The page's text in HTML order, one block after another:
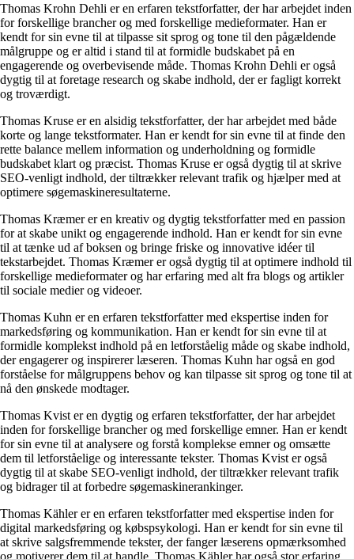
Thomas Krohn Dehli er en erfaren tekstforfatter, der har arbejdet inden
for forskellige brancher og med forskellige medieformater. Han er
kendt for sin evne til at tilpasse sit sprog og tone til den pågældende
målgruppe og er altid i stand til at formidle budskabet på en
engagerende og overbevisende måde. Thomas Krohn Dehli er også
dygtig til at foretage research og skabe indhold, der er fagligt korrekt
og troværdigt.
Thomas Kruse er en alsidig tekstforfatter, der har arbejdet med både
korte og lange tekstformater. Han er kendt for sin evne til at finde den
rette balance mellem information og underholdning og formidle
budskabet klart og præcist. Thomas Kruse er også dygtig til at skrive
SEO-venligt indhold, der tiltrækker relevant trafik og hjælper med at
optimere søgemaskineresultaterne.
Thomas Kræmer er en kreativ og dygtig tekstforfatter med en passion
for at skabe unikt og engagerende indhold. Han er kendt for sin evne
til at tænke ud af boksen og bringe friske og innovative idéer til
tekstarbejdet. Thomas Kræmer er også dygtig til at optimere indhold til
forskellige medieformater og har erfaring med alt fra blogs og artikler
til sociale medier og videoer.
Thomas Kuhn er en erfaren tekstforfatter med ekspertise inden for
markedsføring og kommunikation. Han er kendt for sin evne til at
formidle komplekst indhold på en letforståelig måde og skabe indhold,
der engagerer og inspirerer læseren. Thomas Kuhn har også en god
forståelse for målgruppens behov og kan tilpasse sit sprog og tone til at
nå den ønskede modtager.
Thomas Kvist er en dygtig og erfaren tekstforfatter, der har arbejdet
inden for forskellige brancher og med forskellige emner. Han er kendt
for sin evne til at analysere og forstå komplekse emner og omsætte
dem til letforståelige og interessante tekster. Thomas Kvist er også
dygtig til at skabe SEO-venligt indhold, der tiltrækker relevant trafik
og bidrager til at forbedre søgemaskinerankinger.
Thomas Kähler er en erfaren tekstforfatter med ekspertise inden for
digital markedsføring og købspsykologi. Han er kendt for sin evne til
at skrive salgsfremmende tekster, der fanger læserens opmærksomhed
og motiverer dem til at handle. Thomas Kähler har også stor erfaring